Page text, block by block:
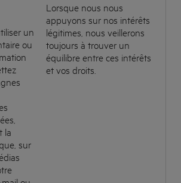
un
ou
la
sur
Lorsque nous nous
appuyons sur nos intérêts
légitimes, nous veillerons
toujours à trouver un
équilibre entre ces intérêts
et vos droits.